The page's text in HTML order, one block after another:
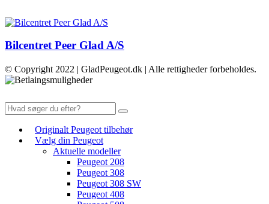
Bilcentret Peer Glad A/S
© Copyright 2022 | GladPeugeot.dk | Alle rettigheder forbeholdes.
Originalt Peugeot tilbehør
Vælg din Peugeot
Aktuelle modeller
Peugeot 208
Peugeot 308
Peugeot 308 SW
Peugeot 408